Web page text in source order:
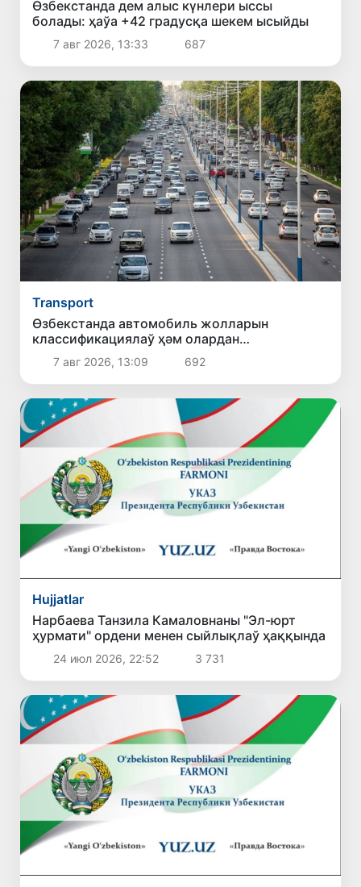
Өзбекстанда дем алыс күнлери ыссы
болады: ҳаўа +42 градусқа шекем ысыйды
7 авг 2026, 13:33 687
Transport
Өзбекстанда автомобиль жолларын
классификациялаў ҳәм олардан
пайдаланыўдың жаңа қағыйдалары
белгиленди
7 авг 2026, 13:09 692
Hujjatlar
Нарбаева Танзила Камаловнаны "Эл-юрт
ҳурмати" ордени менен сыйлықлаў ҳаққында
24 июл 2026, 22:52 3 731